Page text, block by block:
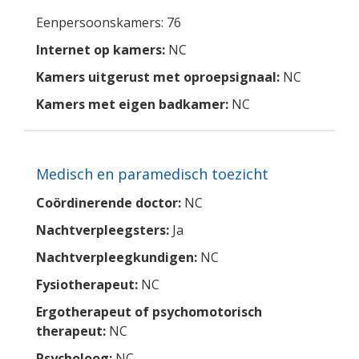
Eenpersoonskamers: 76
Internet op kamers: NC
Kamers uitgerust met oproepsignaal: NC
Kamers met eigen badkamer: NC
Medisch en paramedisch toezicht
Coördinerende doctor: NC
Nachtverpleegsters: Ja
Nachtverpleegkundigen: NC
Fysiotherapeut: NC
Ergotherapeut of psychomotorisch
therapeut: NC